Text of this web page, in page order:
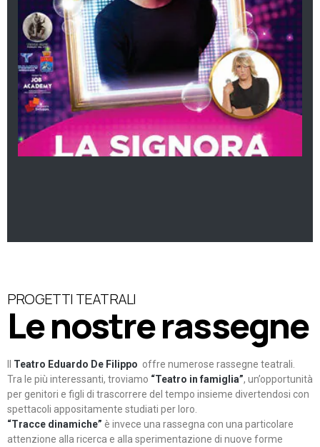
PROGETTI TEATRALI
Le nostre rassegne
Teatro Eduardo De Filippo offre numerose rassegne teatrali.
Tra le più interessanti, troviamo “Teatro in famiglia”, un’opportunità
per genitori e figli di trascorrere del tempo insieme divertendosi con
spettacoli appositamente studiati per loro.
“Tracce dinamiche” è invece una rassegna con una particolare
attenzione alla ricerca e alla sperimentazione di nuove forme